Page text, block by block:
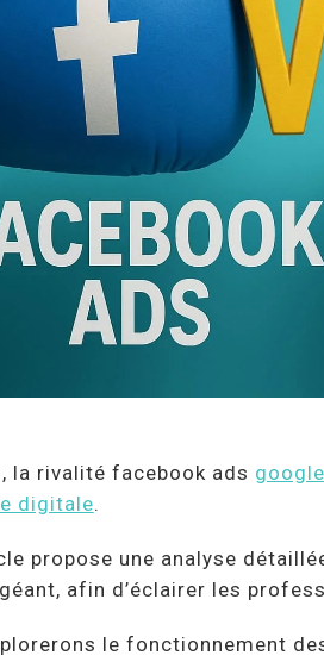
la rivalité facebook ads
digitale.
propose une analyse
afin d’éclairer les
le fonctionnement